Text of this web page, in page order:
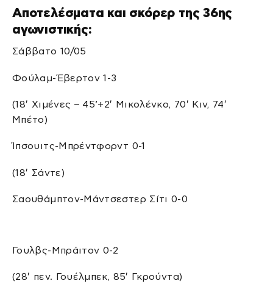
Αποτελέσματα και σκόρερ της 36ης
αγωνιστικής:
Σάββατο 10/05
Φούλαμ-Έβερτον 1-3
(18′ Χιμένες – 45’+2′ Μικολένκο, 70′ Κιν, 74′
Μπέτο)
Ίπσουιτς-Μπρέντφορντ 0-1
(18′ Σάντε)
Σαουθάμπτον-Μάντσεστερ Σίτι 0-0
Γουλβς-Μπράιτον 0-2
(28′ πεν. Γουέλμπεκ, 85′ Γκρούντα)